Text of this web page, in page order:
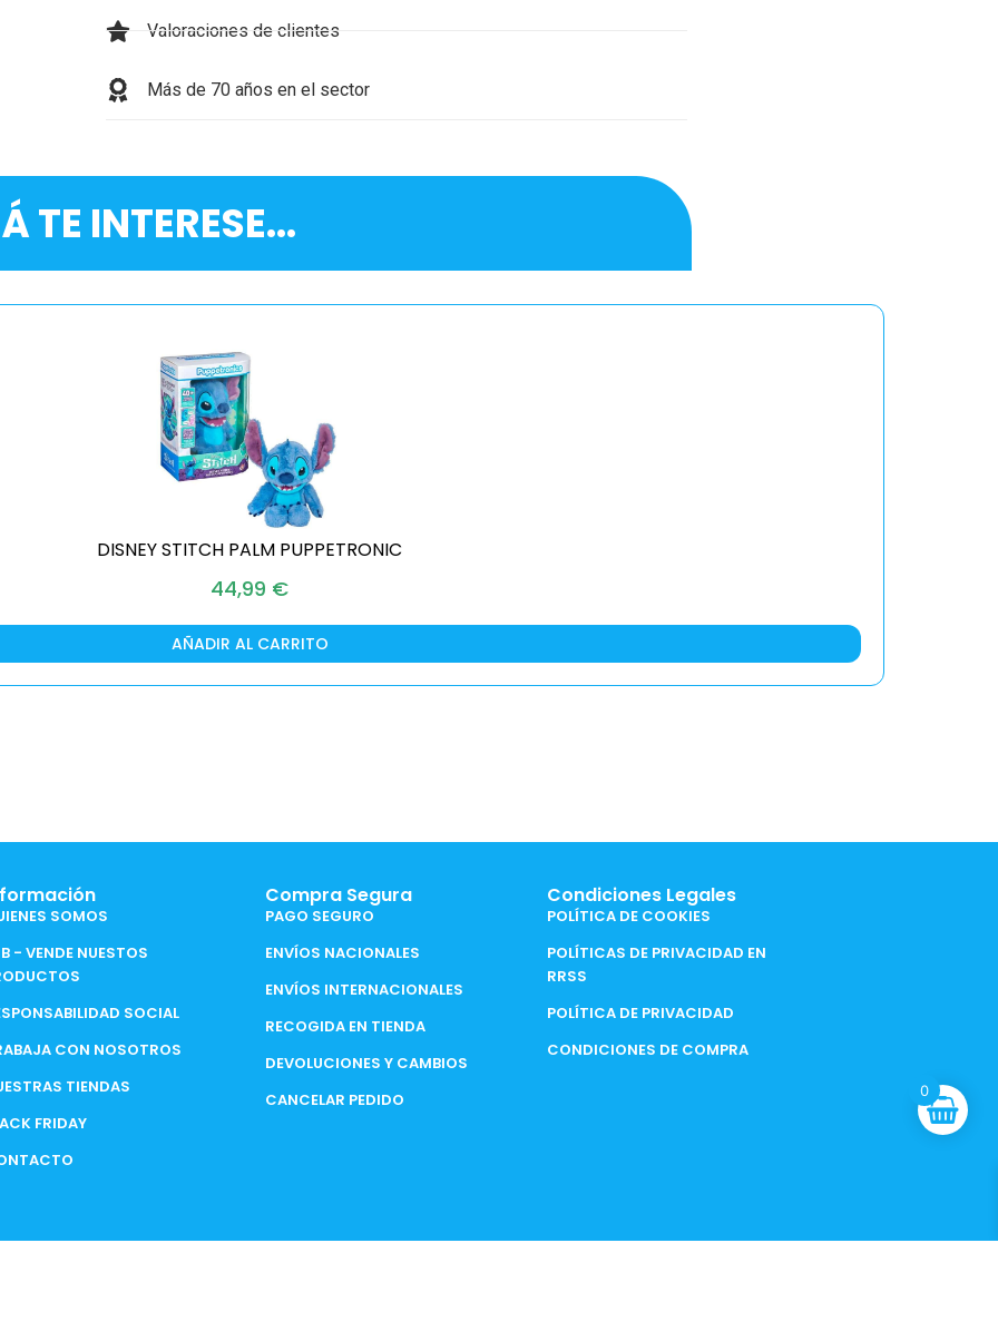
Valoraciones de clientes
Más de 70 años en el sector
TE INTERESE...
DISNEY STITCH PALM PUPPETRONIC
44,99 €
AÑADIR AL CARRITO
SOMOS
- VENDE NUESTOS
SOCIAL
CON NOSOTROS
TIENDAS
FRIDAY
Compra Segura
PAGO SEGURO
ENVÍOS NACIONALES
ENVÍOS INTERNACIONALES
RECOGIDA EN TIENDA
DEVOLUCIONES Y CAMBIOS
CANCELAR PEDIDO
Condiciones Legales
POLÍTICA DE COOKIES
POLÍTICAS DE PRIVACIDAD EN
RRSS
POLÍTICA DE PRIVACIDAD
CONDICIONES DE COMPRA
0